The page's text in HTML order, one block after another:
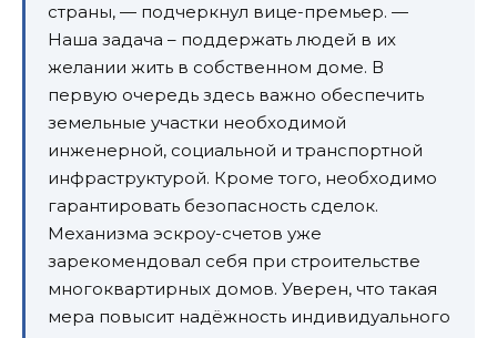
страны, — подчеркнул вице-премьер. —
Наша задача – поддержать людей в их
желании жить в собственном доме. В
первую очередь здесь важно обеспечить
земельные участки необходимой
инженерной, социальной и транспортной
инфраструктурой. Кроме того, необходимо
гарантировать безопасность сделок.
Механизма эскроу-счетов уже
зарекомендовал себя при строительстве
многоквартирных домов. Уверен, что такая
мера повысит надёжность индивидуального